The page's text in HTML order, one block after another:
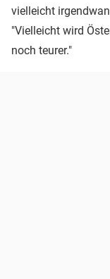
vielleicht
"Vielleicht wird
noch teurer."